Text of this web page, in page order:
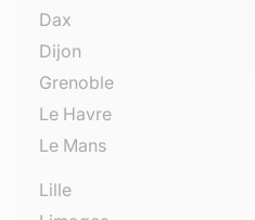
Dax
Dijon
Grenoble
Le Havre
Le Mans
Lille